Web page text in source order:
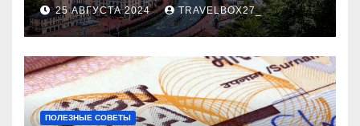
25 АВГУСТА 2024 TRAVELBOX27_
ПОЛЕЗНЫЕ СОВЕТЫ